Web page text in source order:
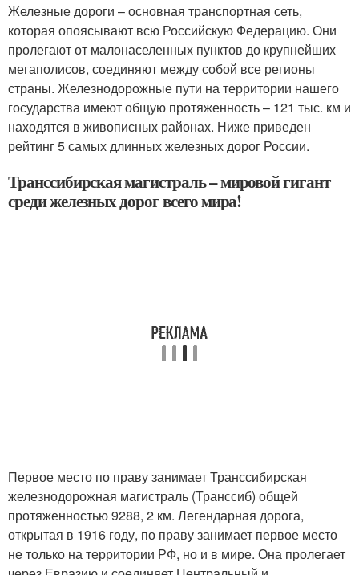
Железные дороги – основная транспортная сеть,
которая опоясывают всю Российскую Федерацию. Они
пролегают от малонаселенных пунктов до крупнейших
мегаполисов, соединяют между собой все регионы
страны. Железнодорожные пути на территории нашего
государства имеют общую протяженность – 121 тыс. км и
находятся в живописных районах. Ниже приведен
рейтинг 5 самых длинных железных дорог России.
Транссибирская магистраль – мировой гигант
среди железных дорог всего мира!
Первое место по праву занимает Транссибирская
железнодорожная магистраль (Транссиб) общей
протяженностью 9288, 2 км. Легендарная дорога,
открытая в 1916 году, по праву занимает первое место
не только на территории РФ, но и в мире. Она пролегает